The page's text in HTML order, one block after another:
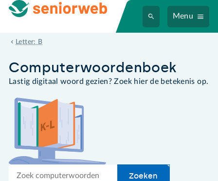
Menu
Letter: B
BMP
Computer­woordenboek
Lastig digitaal woord gezien? Zoek hier de betekenis op.
Zoek
Zoeken